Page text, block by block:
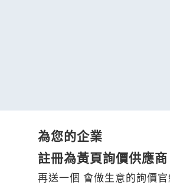
為您的企業
註冊為黃頁詢價供應商
再送一個 會做生意的詢價